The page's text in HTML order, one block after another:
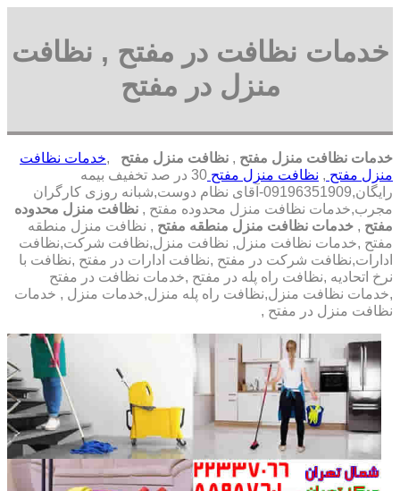
خدمات نظافت در مفتح , نظافت
منزل در مفتح
خدمات نظافت منزل مفتح , نظافت منزل مفتح ,خدمات نظافت
منزل مفتح , نظافت منزل مفتح
30 در صد تخفیف بیمه
رایگان,09196351909-آقای نظام دوست,شبانه روزی کارگران
مجرب,خدمات نظافت منزل محدوده مفتح , نظافت منزل محدوده
مفتح , خدمات نظافت منزل منطقه مفتح , نظافت منزل منطقه
مفتح ,خدمات نظافت منزل, نظافت منزل,نظافت شرکت,نظافت
ادارات,نظافت شرکت در مفتح ,نظافت ادارات در مفتح ,نظافت با
نرخ اتحادیه ,نظافت راه پله در مفتح ,خدمات نظافت در مفتح
,خدمات نظافت منزل,نظافت راه پله منزل,خدمات منزل , خدمات
نظافت منزل در مفتح ,